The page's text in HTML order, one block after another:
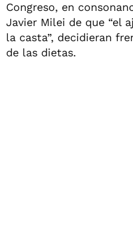
Congreso, en
Javier Milei de que “el
la casta”, decidieran
de las dietas.